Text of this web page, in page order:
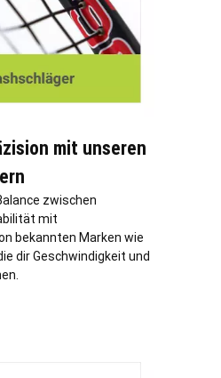
mit unseren
zwischen
mit
bekannten Marken wie
dir Geschwindigkeit und